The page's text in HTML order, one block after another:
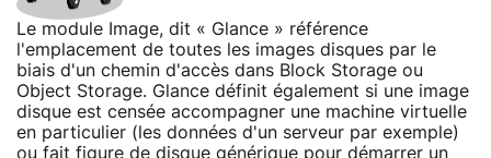
Le module Image, dit « Glance » référence
l'emplacement de toutes les images disques par le
biais d'un chemin d'accès dans Block Storage ou
Object Storage. Glance définit également si une image
disque est censée accompagner une machine virtuelle
en particulier (les données d'un serveur par exemple)
ou fait figure de disque générique pour démarrer un